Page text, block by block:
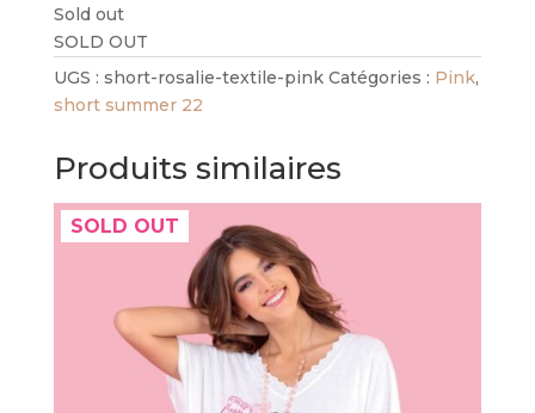
Sold out
SOLD OUT
UGS : short-rosalie-textile-pink Catégories : Pink,
short summer 22
Produits similaires
SOLD OUT